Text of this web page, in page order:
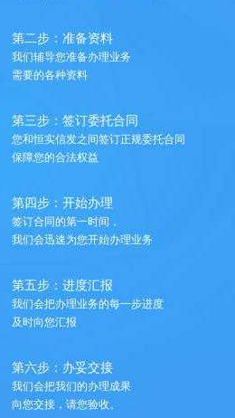
第二步：准备资料
我们辅导您准备办理业务
需要的各种资料
第三步：签订委托合同
您和恒实信发之间签订正规委托合同
保障您的合法权益
第四步：开始办理
签订合同的第一时间，
我们会迅速为您开始办理业务
第五步：进度汇报
我们会把办理业务的每一步进度
及时向您汇报
第六步：办妥交接
我们会把我们的办理成果
向您交接，请您验收。